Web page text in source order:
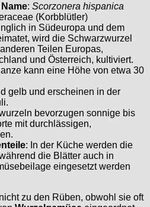
: Scorzonera hispanica
(Korbblütler)
in Südeuropa und dem
wird die Schwarzwurzel
Teilen Europas,
und Österreich, kultiviert.
kann eine Höhe von etwa 30
gelb und erscheinen in der
bevorzugen sonnige bis
mit durchlässigen,
: In der Küche werden die
die Blätter auch in
eingesetzt werden
zu den Rüben, obwohl sie oft